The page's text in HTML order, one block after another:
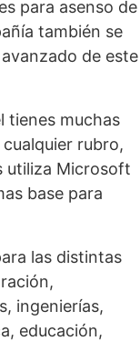
para asenso de
también se
de este
tienes muchas
rubro,
utiliza Microsoft
base para
las distintas
ingenierías,
educación,